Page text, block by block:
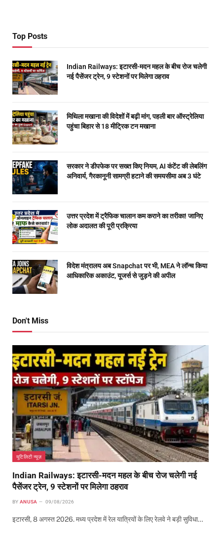
Top Posts
Indian Railways: इटारसी-मदन महल के बीच रोज चलेगी
नई पैसेंजर ट्रेन, 9 स्टेशनों पर मिलेगा ठहराव
मिथिला मखाना की विदेशों में बढ़ी मांग, पहली बार ऑस्ट्रेलिया
पहुंचा बिहार से 18 मीट्रिक टन मखाना
सरकार ने डीपफेक पर सख्त किए नियम, AI कंटेंट की लेबलिंग
अनिवार्य, गैरकानूनी सामग्री हटाने की समयसीमा अब 3 घंटे
उत्तर प्रदेश में ट्रैफिक चालान कम कराने का तरीका! जानिए
लोक अदालत की पूरी प्रक्रिया
विदेश मंत्रालय अब Snapchat पर भी, MEA ने लॉन्च किया
आधिकारिक अकाउंट, यूजर्स से जुड़ने की अपील
Don't Miss
यूटिलिटी न्यूज़
Indian Railways: इटारसी-मदन महल के बीच रोज चलेगी नई
पैसेंजर ट्रेन, 9 स्टेशनों पर मिलेगा ठहराव
BY ANUSA 09/08/2026
इटारसी, 8 अगस्त 2026. मध्य प्रदेश में रेल यात्रियों के लिए रेलवे ने बड़ी सुविधा…